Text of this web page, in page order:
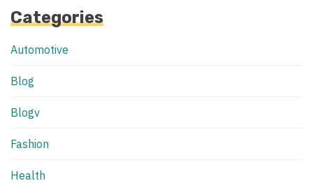
Categories
Automotive
Blog
Blogv
Fashion
Health